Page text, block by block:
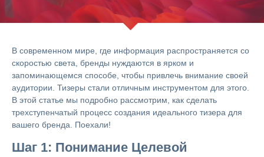
В современном мире, где информация распространяется со
скоростью света, бренды нуждаются в ярком и
запоминающемся способе, чтобы привлечь внимание своей
аудитории. Тизеры стали отличным инструментом для этого.
В этой статье мы подробно рассмотрим, как сделать
трехступенчатый процесс создания идеального тизера для
вашего бренда. Поехали!
Шаг 1: Понимание Целевой